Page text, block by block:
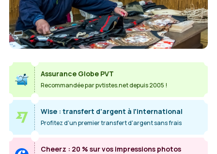
Assurance Globe PVT
Recommandée par pvtistes.net depuis 2005 !
Wise : transfert d'argent à l'international
Profitez d'un premier transfert d'argent sans frais
Cheerz : 20 % sur vos impressions photos